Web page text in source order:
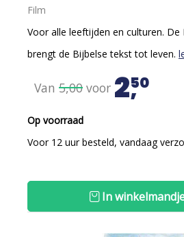
Film
Voor alle leeftijden en culturen. De
brengt de Bijbelse tekst tot leven.
Van 5,00 voor 250
Op voorraad
Voor 12 uur besteld, vandaag
In